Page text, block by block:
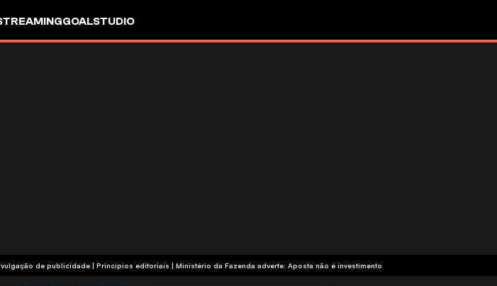
GOALSTUDIO
de publicidade | Princípios editoriais | Ministério da Fazenda adverte: Aposta não é investimento